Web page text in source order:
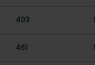
403
461